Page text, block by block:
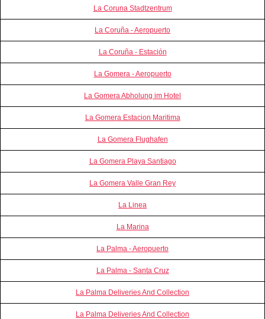
La Coruna Stadtzentrum
La Coruña - Aeropuerto
La Coruña - Estación
La Gomera - Aeropuerto
La Gomera Abholung im Hotel
La Gomera Estacion Maritima
La Gomera Flughafen
La Gomera Playa Santiago
La Gomera Valle Gran Rey
La Linea
La Marina
La Palma - Aeropuerto
La Palma - Santa Cruz
La Palma Deliveries And Collection
La Palma Deliveries And Collection